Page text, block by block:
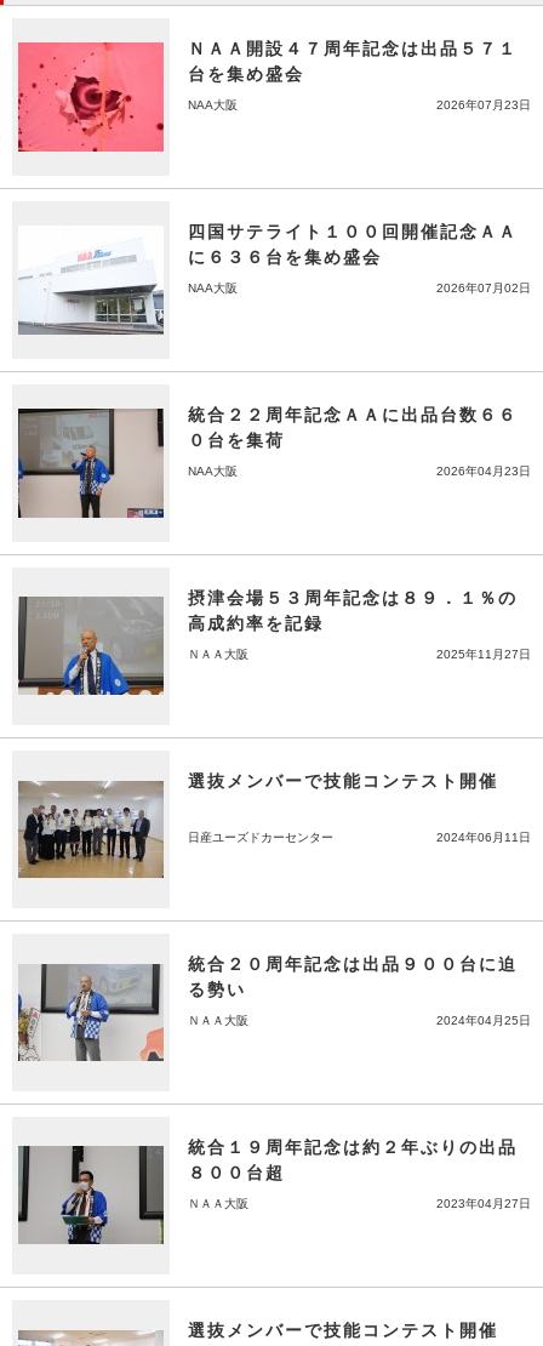
ＮＡＡ開設４７周年記念は出品５７１
台を集め盛会
NAA大阪 2026年07月23日
四国サテライト１００回開催記念ＡＡ
に６３６台を集め盛会
NAA大阪 2026年07月02日
統合２２周年記念ＡＡに出品台数６６
０台を集荷
NAA大阪 2026年04月23日
摂津会場５３周年記念は８９．１％の
高成約率を記録
ＮＡＡ大阪 2025年11月27日
選抜メンバーで技能コンテスト開催
日産ユーズドカーセンター 2024年06月11日
統合２０周年記念は出品９００台に迫
る勢い
ＮＡＡ大阪 2024年04月25日
統合１９周年記念は約２年ぶりの出品
８００台超
ＮＡＡ大阪 2023年04月27日
選抜メンバーで技能コンテスト開催